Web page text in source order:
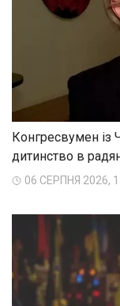
Конгресвумен із
дитинство в
06 СЕРПНЯ 2026,